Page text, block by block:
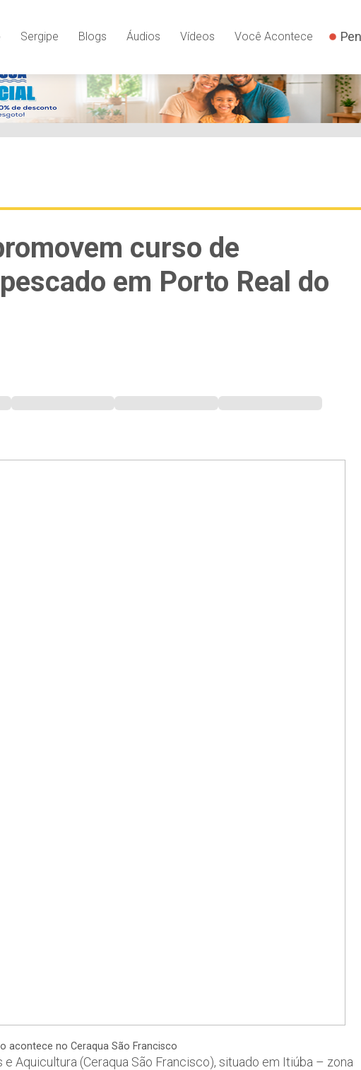
Sergipe Blogs Áudios Vídeos Você Acontece
curso de
em Porto Real do
acontece no Ceraqua São Francisco
Aquicultura (Ceraqua São Francisco), situado em Itiúba – zona